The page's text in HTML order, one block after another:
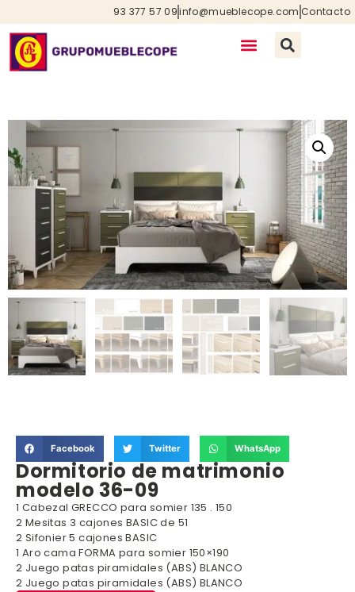
93 377 57 09info@mueblecope.com Contacto
Facebook Twitter WhatsApp
Dormitorio de matrimonio
modelo 36-09
1 Cabezal GRECCO para somier 135 . 150
2 Mesitas 3 cajones BASIC de 51
2 Sifonier 5 cajones BASIC
1 Aro cama FORMA para somier 150×190
2 Juego patas piramidales (ABS) BLANCO
2 Juego patas piramidales (ABS) BLANCO